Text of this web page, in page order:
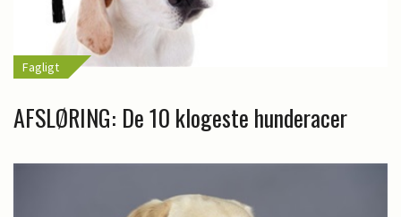
Fagligt
AFSLØRING: De 10 klogeste hunderacer